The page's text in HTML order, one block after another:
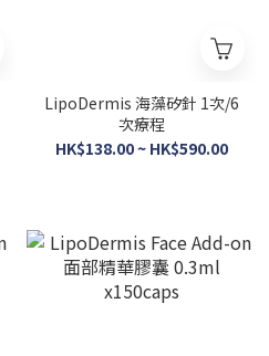
LipoDermis 海藻矽針 1次/6
次療程
HK$138.00 ~ HK$590.00